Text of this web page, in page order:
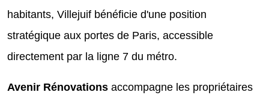
habitants, Villejuif bénéficie d'une position
stratégique aux portes de Paris, accessible
directement par la ligne 7 du métro.
Avenir Rénovations accompagne les propriétaires